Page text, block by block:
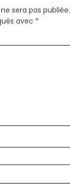
sera pas publiée.
avec *